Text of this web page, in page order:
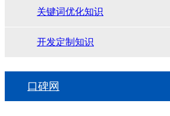
关键词优化知识
开发定制知识
口碑网